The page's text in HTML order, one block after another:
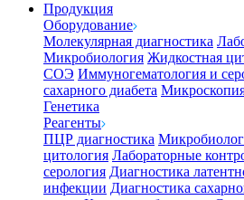
Продукция
Оборудование
Молекулярная диагностика
Микробиология Жидкостная
СОЭ Иммуногематология и
сахарного диабета
Генетика
Реагенты
ПЦР диагностика
цитология Лабораторные
серология Диагностика
инфекции Диагностика